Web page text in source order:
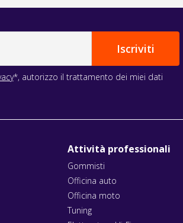
*, autorizzo il trattamento dei miei dati
Attività professionali
Gommisti
Officina auto
Officina moto
Tuning